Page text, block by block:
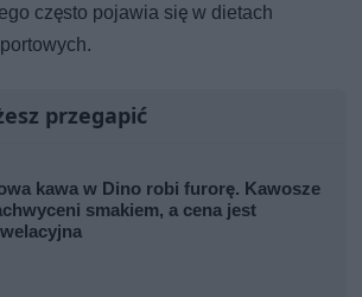
często pojawia się w dietach
przegapić
kawa w Dino robi furorę. Kawosze
smakiem, a cena jest